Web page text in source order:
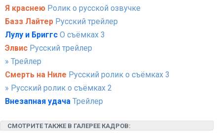
Я краснею Ролик о русской озвучке
Базз Лайтер Русский трейлер
Лулу и Бриггс О съёмках 3
Элвис Русский трейлер
» Трейлер
Смерть на Ниле Русский ролик о съёмках 3
» Русский ролик о съёмках 2
Внезапная удача Трейлер
СМОТРИТЕ ТАКЖЕ В ГАЛЕРЕЕ КАДРОВ: